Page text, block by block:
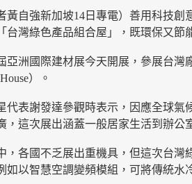
黃自強新加坡14日專電）善用科技
台灣綠色產品組合屋」，既環保又
亞洲國際建材展今天開展，參展台灣
）。
代表謝發達參觀時表示，因應全球
，這次展出涵蓋一般居家生活到辦
，各國不乏展出重機具，但這次台
如以智慧空調變頻模組，可將傳統水